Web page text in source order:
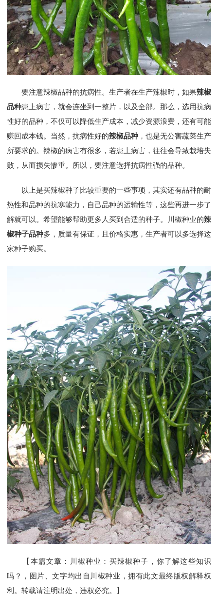
要注意辣椒品种的抗病性。生产者在生产辣椒时，如果辣椒
品种患上病害，就会连坐到一整片，以及全部。那么，选用抗病
性好的品种，不仅可以降低生产成本，减少资源浪费，还有可能
赚回成本钱。当然，抗病性好的辣椒品种 ，也是无公害蔬菜生产
所要求的。辣椒的病害有很多，若患上病害，往往会导致栽培失
败，从而损失惨重。所以，要注意选择抗病性强的品种。
以上是买辣椒种子比较重要的一些事项，其实还有品种的耐
热性和品种的抗寒能力，自己品种的运输性等，这些再进一步了
解就可以。希望能够帮助更多人买到合适的种子。川椒种业的辣
椒种子品种多，质量有保证，且价格实惠，生产者可以多选择这
家种子购买。
【本篇文章：川椒种业：买辣椒种子，你了解这些知识
吗？，图片、文字均出自川椒种业，拥有此文最终版权解释权
利。转载请注明出处，违权必究。】